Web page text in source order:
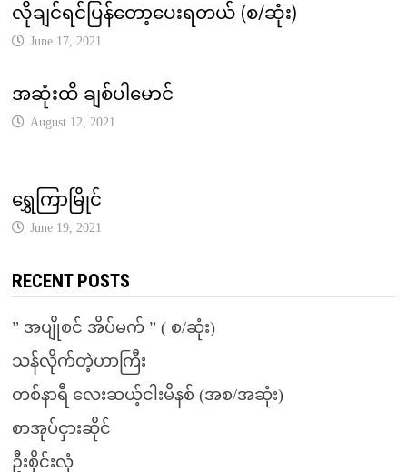
လိုချင်ရင်ပြန်တော့ပေးရတယ် (စ/ဆုံး)
June 17, 2021
အဆုံးထိ ချစ်ပါမောင်
August 12, 2021
ရွှေကြာမြိုင်
June 19, 2021
RECENT POSTS
” အပျိုစင် အိပ်မက် ” ( စ/ဆုံး)
သန်လိုက်တဲ့ဟာကြီး
တစ်နာရီ လေးဆယ့်ငါးမိနစ် (အစ/အဆုံး)
စာအုပ်ငှားဆိုင်
ဦးစိုင်းလုံ